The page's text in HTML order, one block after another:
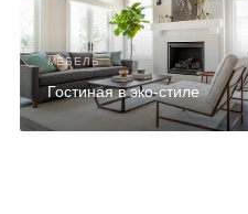
МЕБЕЛЬ
Гостиная в эко-стиле